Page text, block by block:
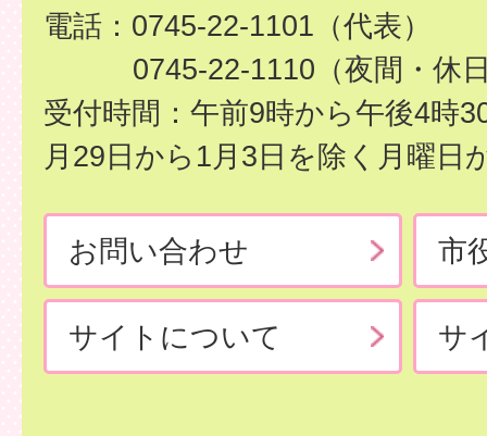
電話：0745-22-1101（代表）
0745-22-1110（夜間・休
受付時間：午前9時から午後4時
月29日から1月3日を除く月曜日
お問い合わせ 市
サイトについて サ